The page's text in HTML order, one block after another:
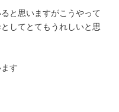
と思いますがこうやって
してとてもうれしいと思
す